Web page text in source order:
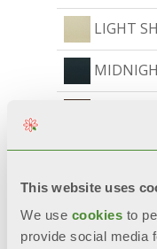
This website uses
We use cookies to
provide social media
LIGHT